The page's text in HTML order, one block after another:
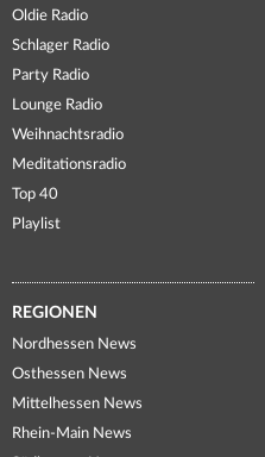
Oldie Radio
Schlager Radio
Party Radio
Lounge Radio
Weihnachtsradio
Meditationsradio
Top 40
Playlist
REGIONEN
Nordhessen News
Osthessen News
Mittelhessen News
Rhein-Main News